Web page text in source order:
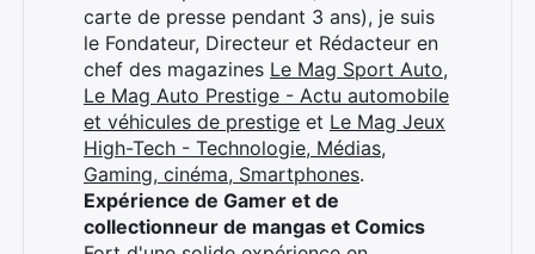
carte de presse pendant 3 ans), je suis
le Fondateur, Directeur et Rédacteur en
chef des magazines Le Mag Sport Auto,
Le Mag Auto Prestige - Actu automobile
et véhicules de prestige et Le Mag Jeux
High-Tech - Technologie, Médias,
Gaming, cinéma, Smartphones.
Expérience de Gamer et de
collectionneur de mangas et Comics